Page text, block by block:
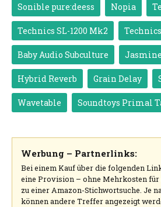
Sonible pure:deess Nopia
Technics SL-1200 Mk2 Technics
Baby Audio Subculture
Hybrid Reverb Grain Delay
Wavetable Soundtoys Primal
Werbung – Partnerlinks:
Bei einem Kauf über die folgenden
eine Provision – ohne Mehrkosten
zu einer Amazon-Stichwortsuche. Je
können andere Treffer angezeigt